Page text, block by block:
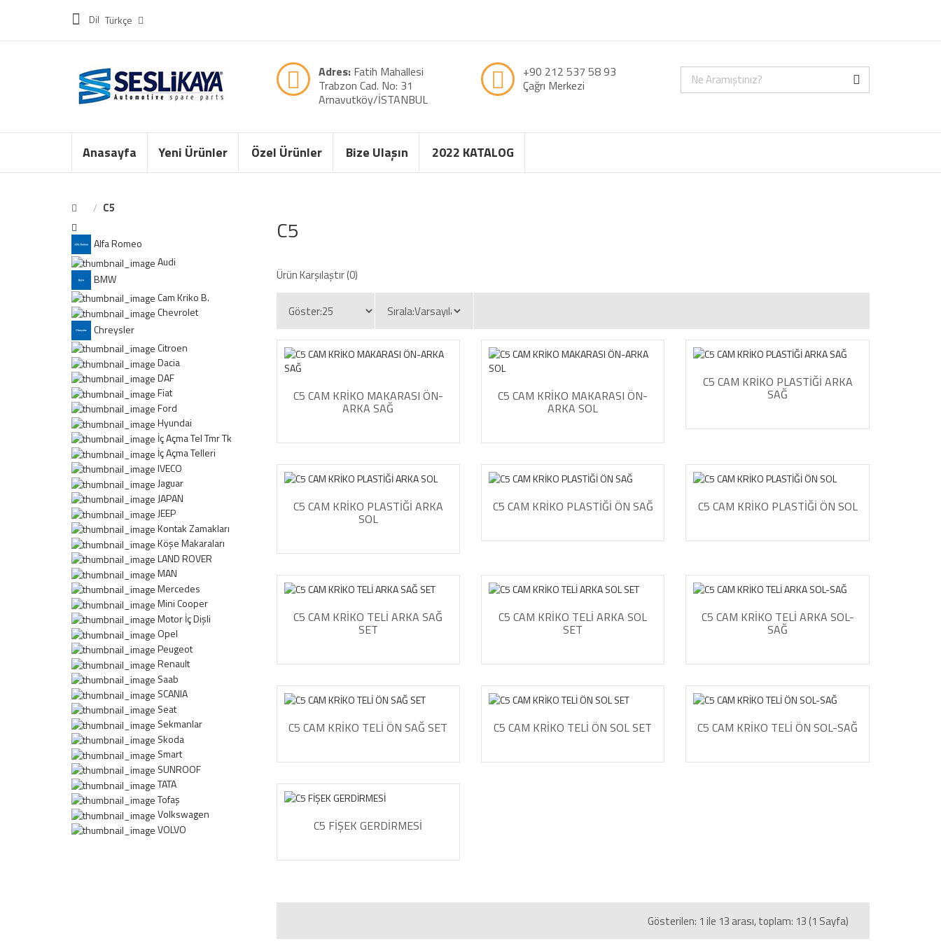
Dil Türkçe
Adres:Fatih Mahallesi
Trabzon Cad. No: 31
Arnavutköy/İSTANBUL
+90 212 537 58 93
Çağrı Merkezi
Anasayfa Yeni Ürünler Özel Ürünler Bize Ulaşın 2022 KATALOG
C5
Alfa Romeo
Audi
BMW
Cam Kriko B.
Chevrolet
Chreysler
Citroen
Dacia
DAF
Fiat
Ford
Hyundai
İç Açma Tel Tmr Tk
İç Açma Telleri
IVECO
Jaguar
JAPAN
JEEP
Kontak Zamakları
Köşe Makaraları
LAND ROVER
MAN
Mercedes
Mini Cooper
Motor İç Dişli
Opel
Peugeot
Renault
Saab
SCANIA
Seat
Sekmanlar
Skoda
Smart
SUNROOF
TATA
Tofaş
Volkswagen
VOLVO
C5
Ürün Karşılaştır (0)
C5 CAM KRİKO MAKARASI ÖN-
ARKA SAĞ
C5 CAM KRİKO MAKARASI ÖN-
ARKA SOL
C5 CAM KRİKO PLASTİĞİ ARKA
SAĞ
C5 CAM KRİKO PLASTİĞİ ARKA
SOL
C5 CAM KRİKO PLASTİĞİ ÖN SAĞ C5 CAM KRİKO PLASTİĞİ ÖN SOL
C5 CAM KRİKO TELİ ARKA SAĞ
SET
C5 CAM KRİKO TELİ ARKA SOL
SET
C5 CAM KRİKO TELİ ARKA SOL-
SAĞ
C5 CAM KRİKO TELİ ÖN SAĞ SET C5 CAM KRİKO TELİ ÖN SOL SET C5 CAM KRİKO TELİ ÖN SOL-SAĞ
C5 FİŞEK GERDİRMESİ
Gösterilen: 1 ile 13 arası, toplam: 13 (1 Sayfa)